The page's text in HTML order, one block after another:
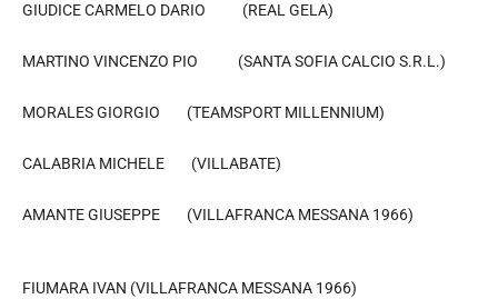
GIUDICE CARMELO DARIO (REAL GELA)
MARTINO VINCENZO PIO (SANTA SOFIA CALCIO S.R.L.)
MORALES GIORGIO (TEAMSPORT MILLENNIUM)
CALABRIA MICHELE (VILLABATE)
AMANTE GIUSEPPE (VILLAFRANCA MESSANA 1966)
FIUMARA IVAN (VILLAFRANCA MESSANA 1966)